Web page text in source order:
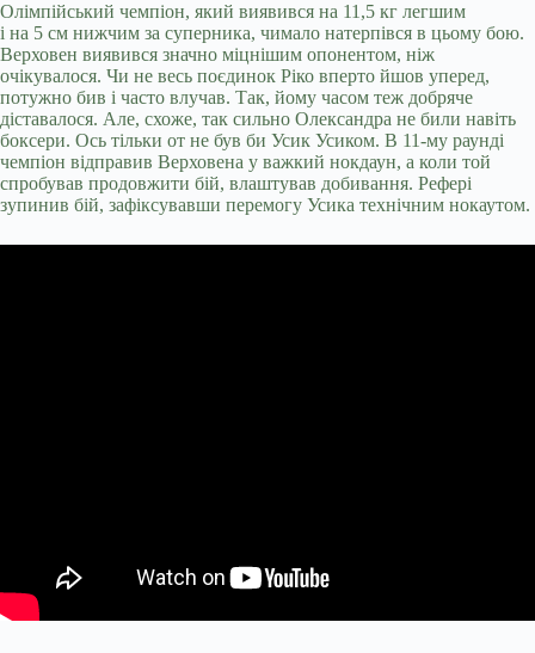
Олімпійський чемпіон, який виявився на 11,5 кг легшим
і на 5 см нижчим за суперника, чимало натерпівся в цьому бою.
Верховен виявився значно міцнішим опонентом, ніж
очікувалося. Чи не весь поєдинок Ріко вперто йшов уперед,
потужно бив і часто влучав. Так, йому часом теж добряче
діставалося. Але, схоже, так сильно Олександра не били навіть
боксери. Ось тільки от не був би Усик Усиком. В 11-му раунді
чемпіон відправив Верховена у важкий нокдаун, а коли той
спробував продовжити бій, влаштував добивання. Рефері
зупинив бій, зафіксувавши перемогу Усика технічним нокаутом.